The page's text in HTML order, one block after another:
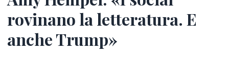
rovinano la letteratura. E
anche Trump»